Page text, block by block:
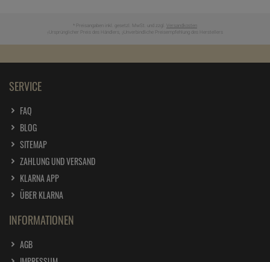
* Preisangaben inkl. gesetzl. MwSt. und zzgl. Versandkosten
Ursprünglicher Preis des Händlers, Unverbindliche Preisempfehlung des Herstellers
SERVICE
FAQ
BLOG
SITEMAP
ZAHLUNG UND VERSAND
KLARNA APP
ÜBER KLARNA
INFORMATIONEN
AGB